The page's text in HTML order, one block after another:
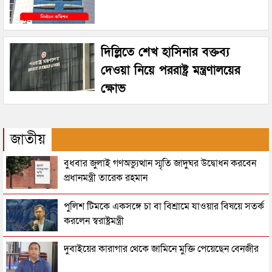
দিল্লিতে শেখ হাসিনার বক্তব্য
দেওয়া নিয়ে পররাষ্ট্র মন্ত্রণালয়ের
ক্ষোভ
জাতীয়
বুধবার জুলাই গণঅভ্যুত্থান স্মৃতি জাদুঘর উদ্বোধন করবেন
প্রধানমন্ত্রী তারেক রহমান
পুলিশ টিমকে একসঙ্গে চা বা বিশ্রামে যাওয়ার বিষয়ে সতর্ক
করলেন স্বরাষ্ট্রমন্ত্রী
দুবাইয়ের কারাগার থেকে জামিনে মুক্তি পেয়েছেন বেনজীর